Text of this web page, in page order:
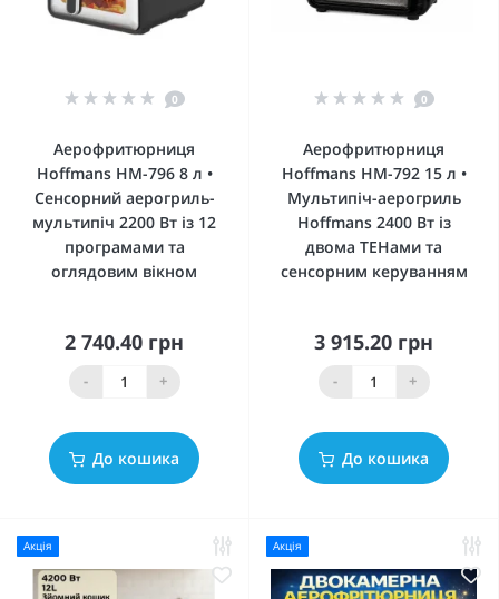
0
Аерофритюрниця
Hoffmans HM-796 8 л •
Сенсорний аерогриль-
мультипіч 2200 Вт із 12
програмами та
оглядовим вікном
2 740.40 грн
- +
До кошика
0
Аерофритюрниця
Hoffmans HM-792 15 л •
Мультипіч-аерогриль
Hoffmans 2400 Вт із
двома ТЕНами та
сенсорним керуванням
3 915.20 грн
- +
До кошика
Акція Акція